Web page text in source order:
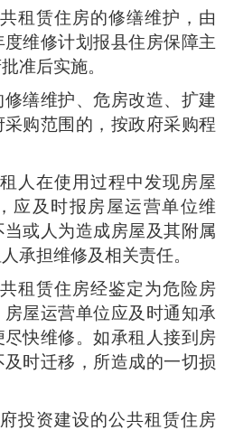
租赁住房的修缮维护，由
维修计划报县住房保障主
准后实施。
缮维护、危房改造、扩建
购范围的，按政府采购程
人在使用过程中发现房屋
应及时报房屋运营单位维
或人为造成房屋及其附属
承担维修及相关责任。
租赁住房经鉴定为危险房
屋运营单位应及时通知承
快维修。如承租人接到房
时迁移，所造成的一切损
投资建设的公共租赁住房